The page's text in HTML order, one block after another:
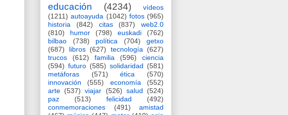
educación (4234)
vídeos
(1211) autoayuda (1042) fotos (965)
historia
(842) citas (837)
web2.0
(810)
humor (798) euskadi
(762)
bilbao
(738) política (704)
getxo
(687)
libros (627) tecnología
(627)
trucos
(612) familia (596)
ciencia
(594) futuro (585) solidaridad (581)
metáforas
(571) ética
(570)
innovación
(555) economía
(552)
arte (537) viajar (526) salud
(524)
paz
(513) felicidad
(492)
conmemoraciones
(491)
amistad